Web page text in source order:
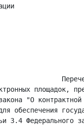
площадок,
"О
обеспечения
3.4 Федерального